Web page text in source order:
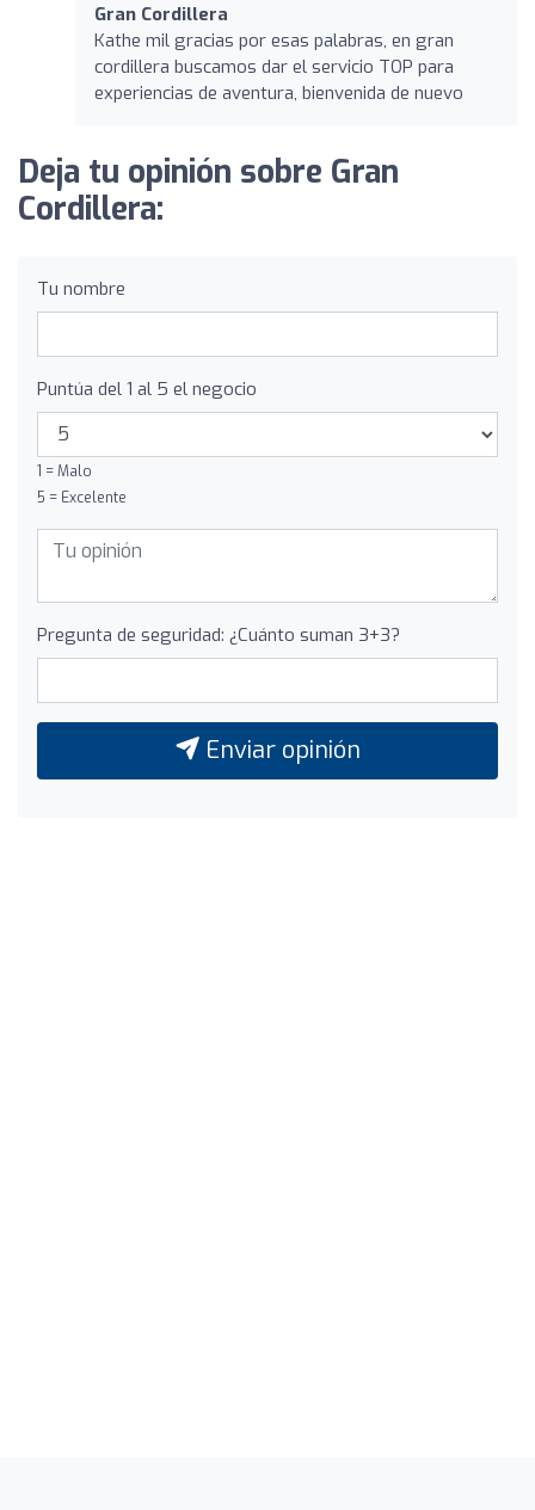
Gran Cordillera
Kathe mil gracias por esas palabras, en gran
cordillera buscamos dar el servicio TOP para
experiencias de aventura, bienvenida de nuevo
Deja tu opinión sobre Gran
Cordillera:
Tu nombre
Puntúa del 1 al 5 el negocio
1 = Malo
5 = Excelente
Pregunta de seguridad: ¿Cuánto suman 3+3?
Enviar opinión